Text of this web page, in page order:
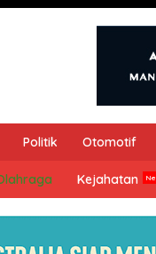
Politik Otomotif
Kejahatan